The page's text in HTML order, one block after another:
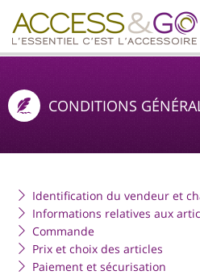
CONDITIONS
Identification du vendeur et
Informations relatives aux
Commande
Prix et choix des articles
Paiement et sécurisation